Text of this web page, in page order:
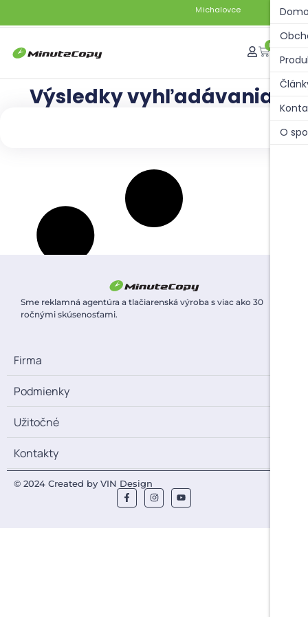
M ichalovceN slobod
0
O
Výsledky vyhľadávania:
Sme reklamná agentúra a tlačiarenská výroba s viac ako 30
ročnými skúsenosťami.
Firma
Podmienky
Užitočné
Kontakty
© 2024 Created by VIN Design